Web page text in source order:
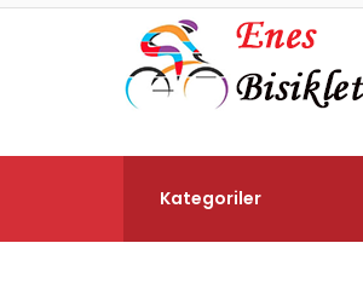
Kategoriler